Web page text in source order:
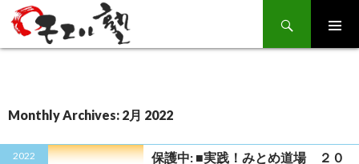
Search
SKIP
TO
Monthly Archives: 2月 2022
2022
保護中: ■実践！みとめ道場 ２０